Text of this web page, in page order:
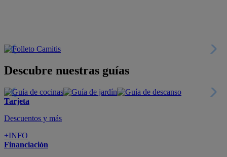
Descubre nuestras guías
Tarjeta
Descuentos y más
+INFO
Financiación